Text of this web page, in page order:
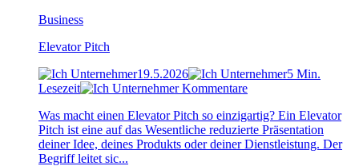
Business
Elevator Pitch
19.5.2026
5 Min.
Lesezeit
Kommentare
Was macht einen Elevator Pitch so einzigartig? Ein Elevator
Pitch ist eine auf das Wesentliche reduzierte Präsentation
deiner Idee, deines Produkts oder deiner Dienstleistung. Der
Begriff leitet sic...